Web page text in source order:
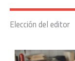
Elección del editor